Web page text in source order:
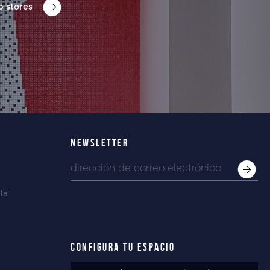
stores
NEWSLETTER
CONFIGURA TU ESPACIO